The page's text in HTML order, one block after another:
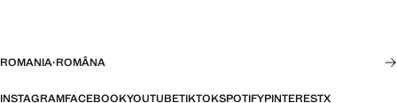
ROMANIA·ROMÂNA
INSTAGRAMFACEBOOKYOUTUBETIKTOKSPOTIFYPINTERESTX